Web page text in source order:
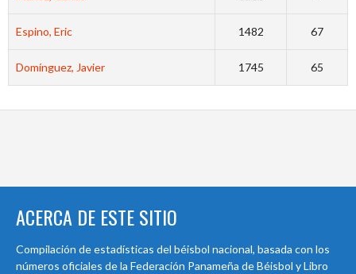
Espino, Eric 1482 67
Domínguez, Javier 1745 65
ACERCA DE ESTE SITIO
Compilación de estadísticas del béisbol nacional, basada con los
números oficiales de la Federación Panameña de Béisbol y Libro